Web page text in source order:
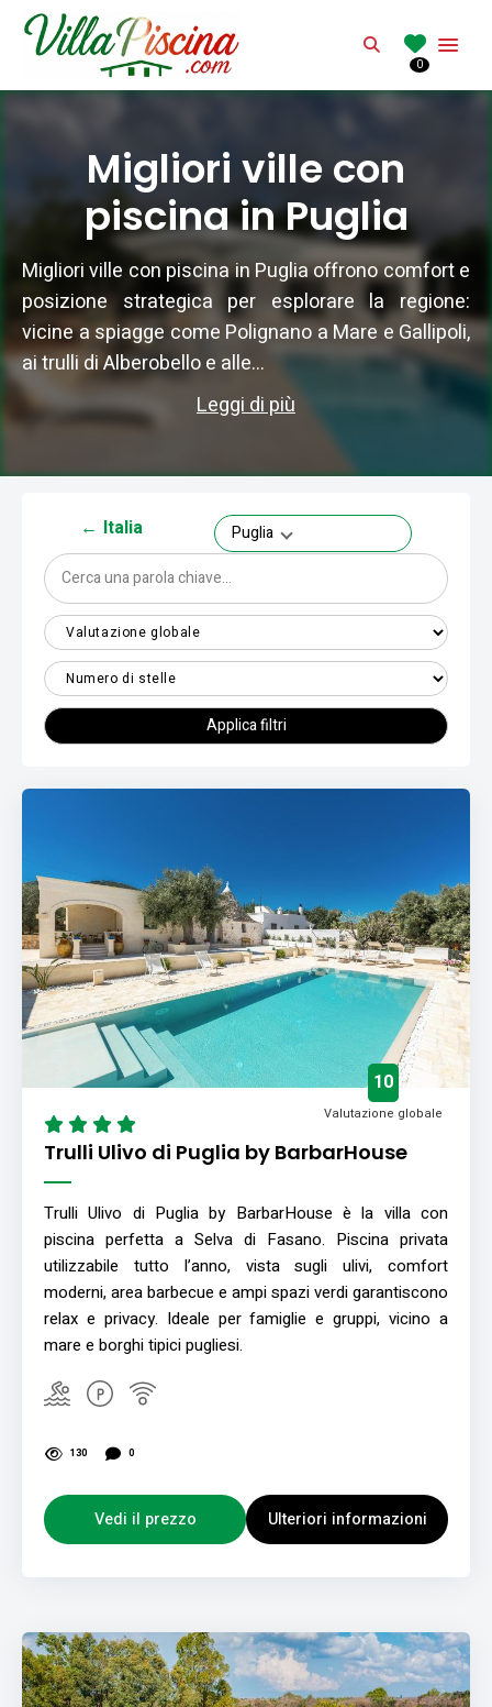
Search
0
Migliori ville con
piscina in Puglia
Migliori ville con piscina in Puglia offrono comfort e
posizione strategica per esplorare la regione:
vicine a spiagge come Polignano a Mare e Gallipoli,
ai trulli di Alberobello e alle...
Leggi di più
← Italia Puglia
Applica filtri
Trulli Ulivo di Puglia by BarbarHouse
10
Valutazione globale
Trulli Ulivo di Puglia by BarbarHouse è la villa con
piscina perfetta a Selva di Fasano. Piscina privata
utilizzabile tutto l’anno, vista sugli ulivi, comfort
moderni, area barbecue e ampi spazi verdi garantiscono
relax e privacy. Ideale per famiglie e gruppi, vicino a
mare e borghi tipici pugliesi.
130 0
Vedi il prezzo Ulteriori informazioni